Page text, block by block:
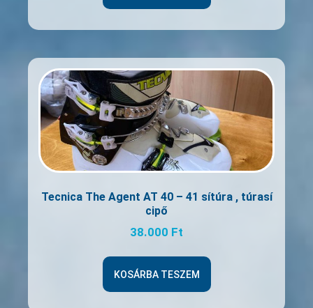
Tecnica The Agent AT 40 – 41 sítúra , túrasí
cipő
38.000 Ft
KOSÁRBA TESZEM